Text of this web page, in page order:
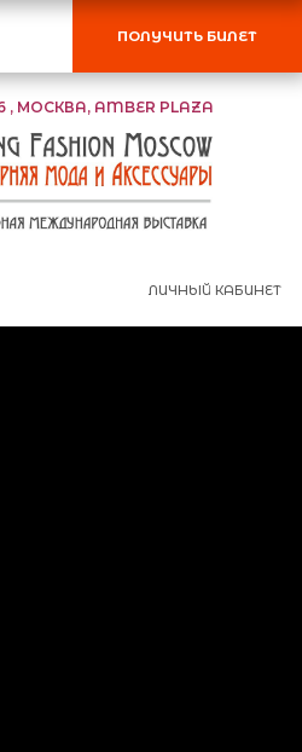
, МОСКВА, AMBER PLAZA
ЛИЧНЫЙ КАБИНЕТ
ПОЛУЧИТЬ БИЛЕТ